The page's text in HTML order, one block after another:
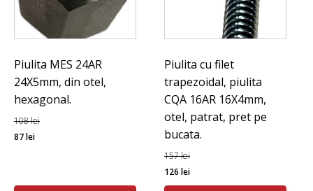
Piulita MES 24AR
24X5mm, din otel,
hexagonal.
108lei
Prețul
fost:
87leiPrețul
87 lei.
Piulita cu filet
trapezoidal, piulita
CQA 16AR 16X4mm,
otel, patrat, pret pe
bucata.
157lei
Prețul
inițial
126leiPrețul
curent